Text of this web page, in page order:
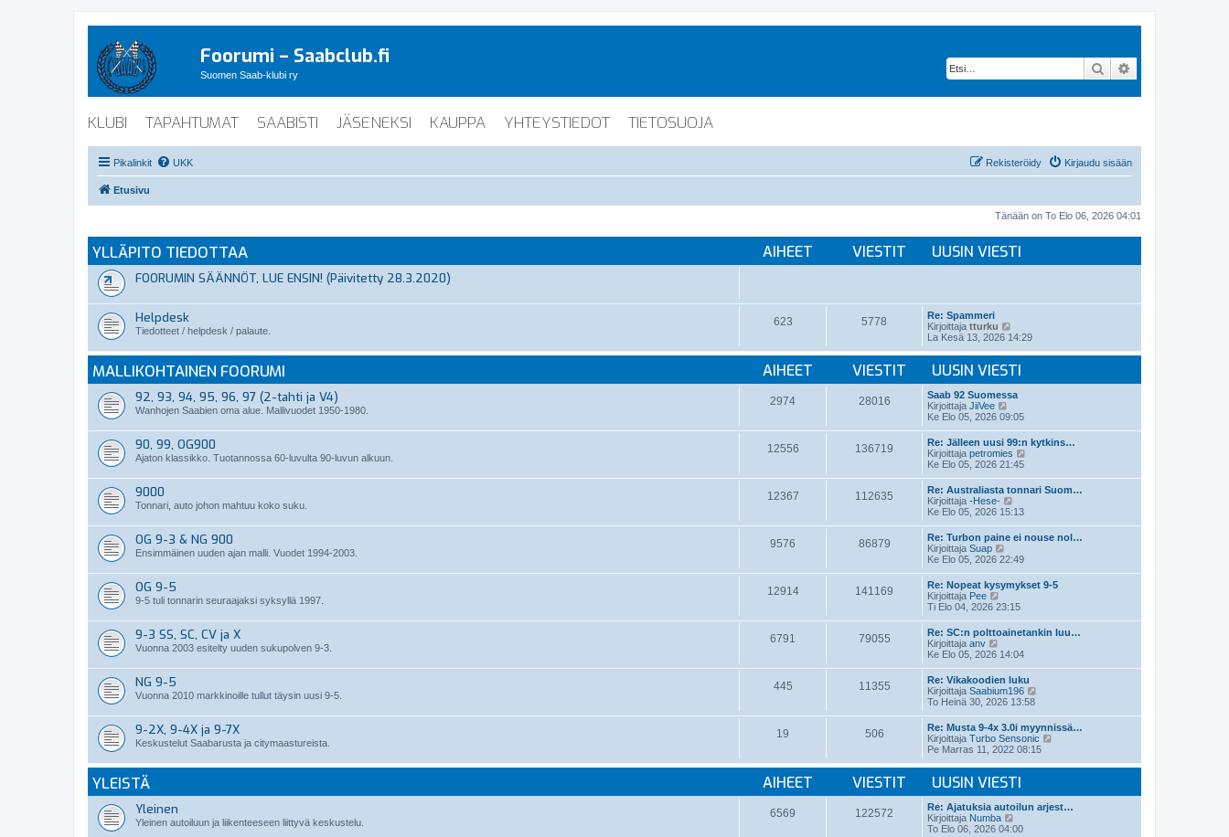
Foorumi – Saabclub.fi
Suomen Saab-klubi ry Etsi
KLUBI TAPAHTUMAT SAABISTI JÄSENEKSI KAUPPA YHTEYSTIEDOT TIETOSUOJA
Pikalinkit UKK Kirjaudu sisään
Rekisteröidy
Etusivu
Tänään on To Elo 06, 2026 04:01
YLLÄPITO TIEDOTTAA AIHEET VIESTIT UUSIN VIESTI
FOORUMIN SÄÄNNÖT, LUE ENSIN! (Päivitetty 28.3.2020)
Helpdesk
Tiedotteet / helpdesk / palaute.
623 5778
Re: Spammeri
Kirjoittaja tturku
ä
t
ä
u
s
i
n
v
i
e
s
t
i
La Kesä 13, 2026 14:29
MALLIKOHTAINEN FOORUMI AIHEET VIESTIT UUSIN VIESTI
92, 93, 94, 95, 96, 97 (2-tahti ja V4)
Wanhojen Saabien oma alue. Mallivuodet 1950-1980.
2974 28016
Saab 92 Suomessa
Kirjoittaja JiiVee
ä
t
ä
u
u
s
i
n
v
i
e
t
Ke Elo 05, 2026 09:05
90, 99, OG900
Ajaton klassikko. Tuotannossa 60-luvulta 90-luvun alkuun.
12556 136719
Re: Jälleen uusi 99:n kytkins…
Kirjoittaja petromies
ä
s
i
i
e
Ke Elo 05, 2026 21:45
9000
Tonnari, auto johon mahtuu koko suku.
12367 112635
Re: Australiasta tonnari Suom…
Kirjoittaja -Hese-
ä
ä
u
u
s
i
v
i
e
t
Ke Elo 05, 2026 15:13
OG 9-3 & NG 900
Ensimmäinen uuden ajan malli. Vuodet 1994-2003.
9576 86879
Re: Turbon paine ei nouse nol…
Kirjoittaja Suap
ä
ä
u
u
s
i
v
i
e
s
t
Ke Elo 05, 2026 22:49
OG 9-5
9-5 tuli tonnarin seuraajaksi syksyllä 1997.
12914 141169
Re: Nopeat kysymykset 9-5
Kirjoittaja Pee
ä
ä
u
u
s
i
n
v
i
e
s
t
Ti Elo 04, 2026 23:15
9-3 SS, SC, CV ja X
Vuonna 2003 esitelty uuden sukupolven 9-3.
6791 79055
Re: SC:n polttoainetankin luu…
Kirjoittaja anv
ä
ä
u
u
s
n
v
i
s
t
i
Ke Elo 05, 2026 14:04
NG 9-5
Vuonna 2010 markkinoille tullut täysin uusi 9-5.
445 11355
Re: Vikakoodien luku
Kirjoittaja Saabium196
ä
u
u
s
v
i
To Heinä 30, 2026 13:58
9-2X, 9-4X ja 9-7X
Keskustelut Saabarusta ja citymaastureista.
19 506
Re: Musta 9-4x 3.0i myynnissä…
Kirjoittaja Turbo Sensonic
t
u
s
Pe Marras 11, 2022 08:15
YLEISTÄ AIHEET VIESTIT UUSIN VIESTI
Yleinen
Yleinen autoiluun ja liikenteeseen liittyvä keskustelu.
6569 122572
Re: Ajatuksia autoilun arjest…
Kirjoittaja Numba
ä
To Elo 06, 2026 04:00